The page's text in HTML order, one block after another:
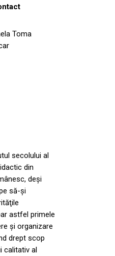
Toma
secolului al
din
deşi
să-şi
astfel primele
şi organizare
drept scop
calitativ al